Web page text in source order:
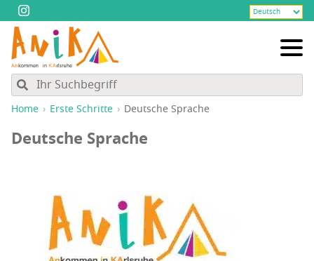
Home Ers­te Schritte Deut­sche Sprache
Deut­sche Sprache